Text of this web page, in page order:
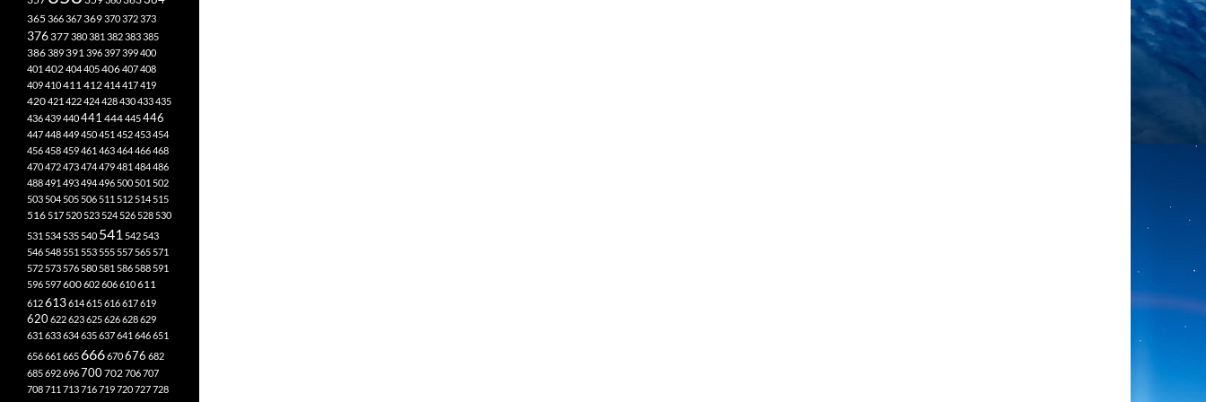
365 366367369370372373
376377380381 382383385
386389391396397399400
401 402404405406407408
409410411 412414417419
420421 422424428430433435
436439440441 444445446
447448449450451 452453454
456458459461 463464466468
470472473474479481 484486
488491 493494496 500 501 502
503 504 505 506 511 512 514 515
516 517 520 523 524 526 528 530
531 534 535 540 541 542 543
546 548 551 553 555 557 565 571
572 573 576 580 581 586 588 591
596 597600602606610611
612613614615616617619
620622623625626628629
631 633634635637641 646651
656661 665666670676 682
685692696700702706707
708711 713716719720727728